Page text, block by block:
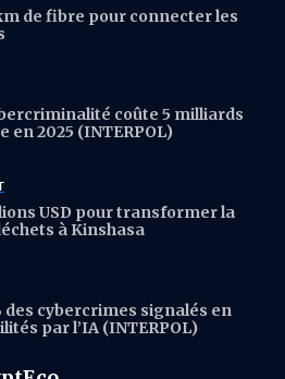
km de fibre pour connecter les
coûte 5 milliards
en 2025 (INTERPOL)
USD pour transformer la
à Kinshasa
des cybercrimes signalés en
par l’IA (INTERPOL)